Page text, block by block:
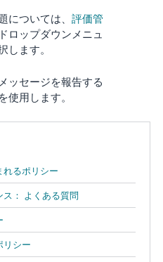
については、 評価管
ロップダウンメニュ
します。
ッセージを報告する
使用します。
れるポリシー
： よくある質問
リシー